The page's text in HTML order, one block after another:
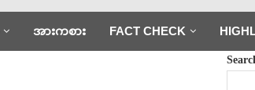
အားကစား FACT CHECK